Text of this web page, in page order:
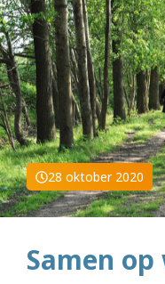
28 oktober 2020
Samen op